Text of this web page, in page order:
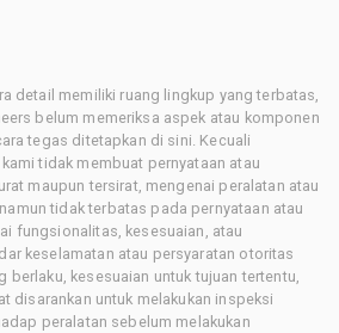
detail memiliki ruang lingkup yang terbatas,
belum memeriksa aspek atau komponen
tegas ditetapkan di sini. Kecuali
tidak membuat pernyataan atau
maupun tersirat, mengenai peralatan atau
tidak terbatas pada pernyataan atau
fungsionalitas, kesesuaian, atau
keselamatan atau persyaratan otoritas
berlaku, kesesuaian untuk tujuan tertentu,
disarankan untuk melakukan inspeksi
peralatan sebelum melakukan